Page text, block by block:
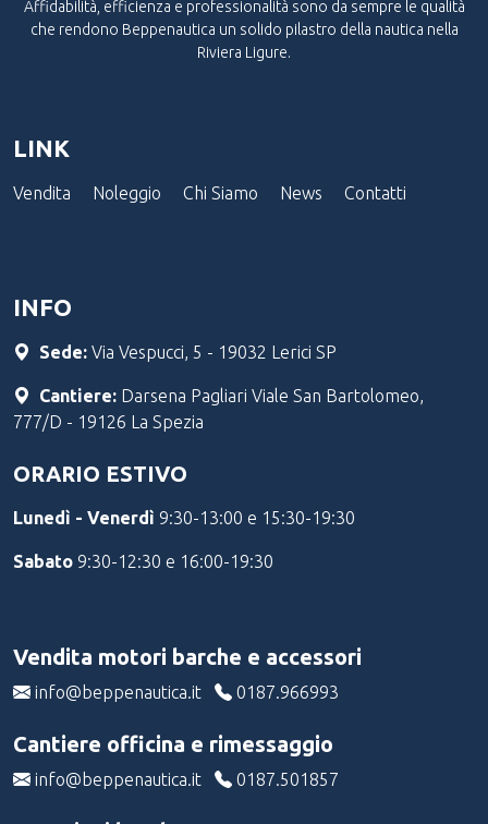
Affidabilità, efficienza e professionalità sono da sempre le qualità
che rendono Beppenautica un solido pilastro della nautica nella
Riviera Ligure.
LINK
Vendita Noleggio Chi Siamo News Contatti
INFO
Sede: Via Vespucci, 5 - 19032 Lerici SP
Cantiere: Darsena Pagliari Viale San Bartolomeo,
777/D - 19126 La Spezia
ORARIO ESTIVO
Lunedì - Venerdì 9:30-13:00 e 15:30-19:30
Sabato 9:30-12:30 e 16:00-19:30
Vendita motori barche e accessori
info@beppenautica.it 0187.966993
Cantiere officina e rimessaggio
info@beppenautica.it 0187.501857